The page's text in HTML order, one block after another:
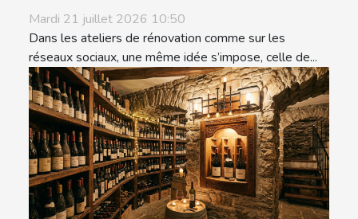
Mardi 21 juillet 2026 10:50
Dans les ateliers de rénovation comme sur les
réseaux sociaux, une même idée s’impose, celle de...